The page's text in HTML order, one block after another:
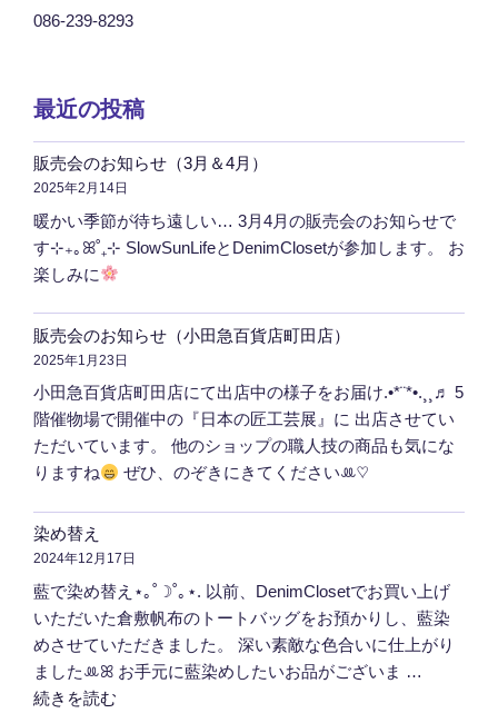
086-239-8293
最近の投稿
販売会のお知らせ（3月＆4月）
2025年2月14日
暖かい季節が待ち遠しい… 3月4月の販売会のお知らせで
す⊹₊｡ꕤ˚₊⊹ SlowSunLifeとDenimClosetが参加します。 お
楽しみに
販売会のお知らせ（小田急百貨店町田店）
2025年1月23日
小田急百貨店町田店にて出店中の様子をお届け.•*¨*•.¸¸♬ 5
階催物場で開催中の『日本の匠工芸展』に 出店させてい
ただいています。 他のショップの職人技の商品も気にな
りますね
ぜひ、のぞきにきてくださいꔛ‬♡
染め替え
2024年12月17日
藍で染め替え⋆｡˚☽˚｡⋆. 以前、DenimClosetでお買い上げ
いただいた倉敷帆布のトートバッグをお預かりし、藍染
めさせていただきました。 深い素敵な色合いに仕上がり
ましたꔛ‬ꕤ お手元に藍染めしたいお品がございま …
"染
続きを読む